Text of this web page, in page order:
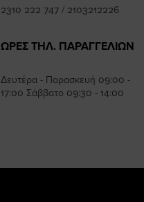
2310 222 747 / 2103212226
ΩΡΕΣ ΤΗΛ. ΠΑΡΑΓΓΕΛΙΩΝ
Δευτέρα - Παρασκευή 09:00 -
17:00 Σάββατο 09:30 - 14:00